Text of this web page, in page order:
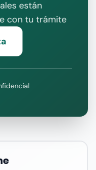
están
con tu trámite